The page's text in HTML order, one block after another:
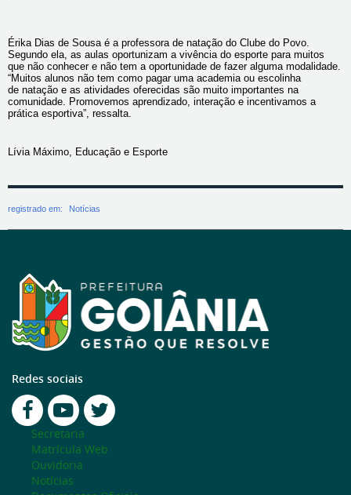
Érika Dias de Sousa é a professora de natação do Clube do Povo.
Segundo ela, as aulas oportunizam a vivência do esporte para muitos
que não conhecer e não tem a oportunidade de fazer alguma modalidade.
“Muitos alunos não tem como pagar uma academia ou escolinha
de natação e as atividades oferecidas são muito importantes na
comunidade. Promovemos aprendizado, interação e incentivamos a
prática esportiva”, ressalta.
Lívia Máximo, Educação e Esporte
registrado em: Notícias
Redes sociais
Secretaria
Matrícula Web
Ouvidoria
Notícias